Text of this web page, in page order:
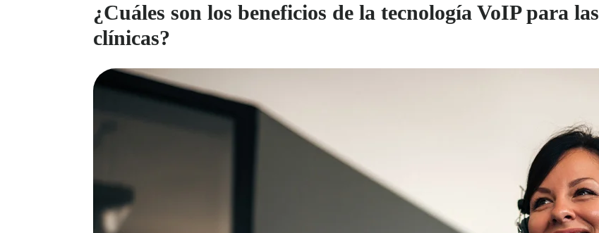
¿Cuáles son los beneficios de la tecnología VoIP para las
clínicas?